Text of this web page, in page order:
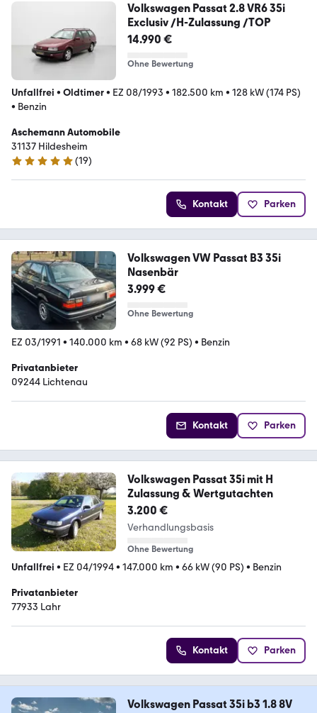
Volkswagen Passat 2.8 VR6 35i
Exclusiv /H-Zulassung /TOP
14.990 €
Ohne Bewertung
Unfallfrei • Oldtimer• EZ 08/1993 • 182.500 km • 128 kW (174 PS)
• Benzin
Aschemann Automobile
31137 Hildesheim
5 Sterne
(19)
Kontakt Parken
Volkswagen VW Passat B3 35i
Nasenbär
3.999 €
Ohne Bewertung
EZ 03/1991 • 140.000 km • 68 kW (92 PS) • Benzin
Privatanbieter
09244 Lichtenau
Kontakt Parken
Volkswagen Passat 35i mit H
Zulassung & Wertgutachten
3.200 €
Verhandlungsbasis
Ohne Bewertung
Unfallfrei • EZ 04/1994• 147.000 km • 66 kW (90 PS) • Benzin
Privatanbieter
77933 Lahr
Kontakt Parken
Volkswagen Passat 35i b3 1.8 8V